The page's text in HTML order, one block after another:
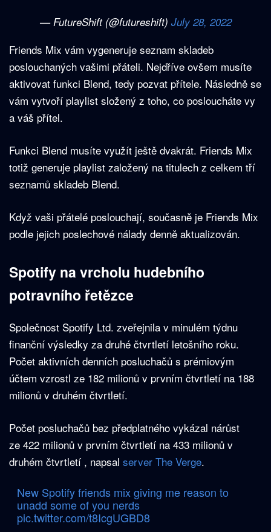
— FutureShift (@futureshift) July 28, 2022
Friends Mix vám vygeneruje seznam skladeb
poslouchaných vašimi přáteli. Nejdříve ovšem musíte
aktivovat funkci Blend, tedy pozvat přítele. Následně se
vám vytvoří playlist složený z toho, co posloucháte vy
a váš přítel.
Funkci Blend musíte využít ještě dvakrát. Friends Mix
totiž generuje playlist založený na titulech z celkem tří
seznamů skladeb Blend.
Když vaši přátelé poslouchají, současně je Friends Mix
podle jejich poslechové nálady denně aktualizován.
Spotify na vrcholu hudebního
potravního řetězce
Společnost Spotify Ltd. zveřejnila v minulém týdnu
finanční výsledky za druhé čtvrtletí letošního roku.
Počet aktivních denních posluchačů s prémiovým
účtem vzrostl ze 182 milionů v prvním čtvrtletí na 188
milionů v druhém čtvrtletí.
Počet posluchačů bez předplatného vykázal nárůst
ze 422 milionů v prvním čtvrtletí na 433 milionů v
druhém čtvrtletí , napsal server The Verge.
New Spotify friends mix giving me reason to
unadd some of you nerds
pic.twitter.com/t8IcgUGBD8